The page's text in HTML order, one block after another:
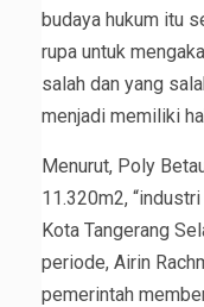
budaya hukum itu
rupa untuk
salah dan yang
menjadi memiliki
Menurut, Poly
11.320m2,
Kota Tangerang
periode, Airin
pemerintah